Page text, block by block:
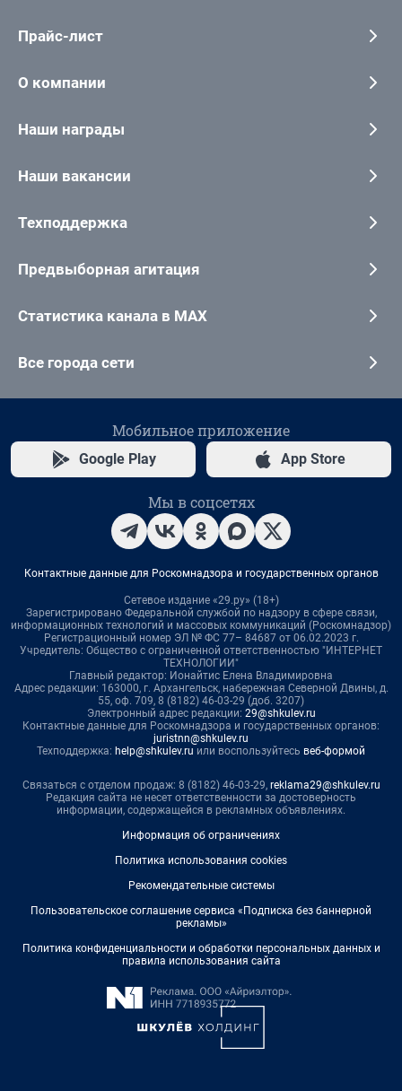
Прайс-лист
О компании
Наши награды
Наши вакансии
Техподдержка
Предвыборная агитация
Статистика канала в MAX
Все города сети
Мобильное приложение
Google Play App Store
Мы в соцсетях
Контактные данные для Роскомнадзора и государственных органов
Сетевое издание «29.ру» (18+)
Зарегистрировано Федеральной службой по надзору в сфере связи,
информационных технологий и массовых коммуникаций (Роскомнадзор)
Регистрационный номер ЭЛ № ФС 77– 84687 от 06.02.2023 г.
Учредитель: Общество с ограниченной ответственностью "ИНТЕРНЕТ
ТЕХНОЛОГИИ"
Главный редактор: Ионайтис Елена Владимировна
Адрес редакции: 163000, г. Архангельск, набережная Северной Двины, д.
55, оф. 709, 8 (8182) 46-03-29 (доб. 3207)
Электронный адрес редакции: 29@shkulev.ru
Контактные данные для Роскомнадзора и государственных органов:
juristnn@shkulev.ru
Техподдержка: help@shkulev.ru или воспользуйтесь веб-формой
Связаться с отделом продаж: 8 (8182) 46-03-29, reklama29@shkulev.ru
Редакция сайта не несет ответственности за достоверность
информации, содержащейся в рекламных объявлениях.
Информация об ограничениях
Политика использования cookies
Рекомендательные системы
Пользовательское соглашение сервиса «Подписка без баннерной
рекламы»
Политика конфиденциальности и обработки персональных данных и
правила использования сайта